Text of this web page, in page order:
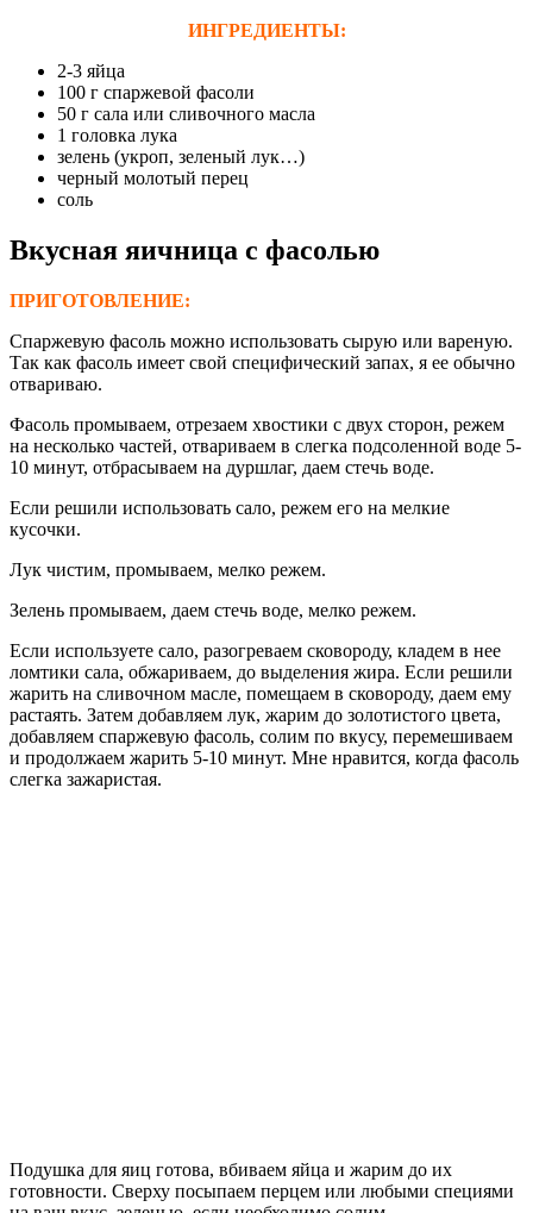
ИНГРЕДИЕНТЫ:
2-3 яйца
100 г спаржевой фасоли
50 г сала или сливочного масла
1 головка лука
зелень (укроп, зеленый лук…)
черный молотый перец
соль
Вкусная яичница с фасолью
ПРИГОТОВЛЕНИЕ:
Спаржевую фасоль можно использовать сырую или вареную.
Так как фасоль имеет свой специфический запах, я ее обычно
отвариваю.
Фасоль промываем, отрезаем хвостики с двух сторон, режем
на несколько частей, отвариваем в слегка подсоленной воде 5-
10 минут, отбрасываем на дуршлаг, даем стечь воде.
Если решили использовать сало, режем его на мелкие
кусочки.
Лук чистим, промываем, мелко режем.
Зелень промываем, даем стечь воде, мелко режем.
Если используете сало, разогреваем сковороду, кладем в нее
ломтики сала, обжариваем, до выделения жира. Если решили
жарить на сливочном масле, помещаем в сковороду, даем ему
растаять. Затем добавляем лук, жарим до золотистого цвета,
добавляем спаржевую фасоль, солим по вкусу, перемешиваем
и продолжаем жарить 5-10 минут. Мне нравится, когда фасоль
слегка зажаристая.
Подушка для яиц готова, вбиваем яйца и жарим до их
готовности. Сверху посыпаем перцем или любыми специями